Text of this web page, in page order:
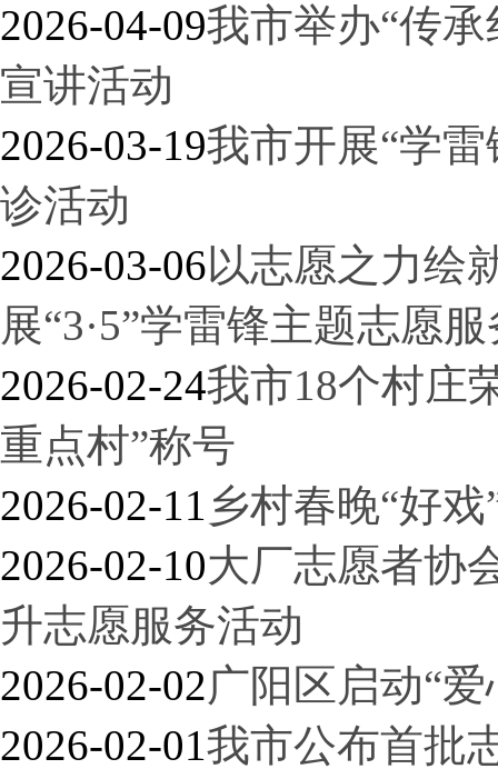
2026-04-09我市举办“传
宣讲活动
2026-03-19我市开展“学
诊活动
2026-03-06以志愿之力绘
展“3·5”学雷锋主题志愿
2026-02-24我市18个村庄
重点村”称号
2026-02-11 乡村春晚“好
2026-02-10大厂志愿者协
升志愿服务活动
2026-02-02广阳区启动“
2026-02-01我市公布首批